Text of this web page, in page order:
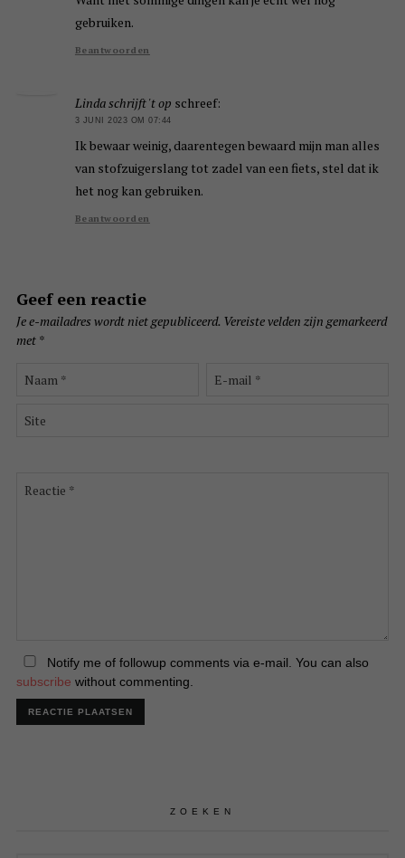
gebruiken.
Beantwoorden
Linda schrijft 't op schreef:
3 JUNI 2023 OM 07:44
Ik bewaar weinig, daarentegen bewaard mijn man alles
van stofzuigerslang tot zadel van een fiets, stel dat ik
het nog kan gebruiken.
Beantwoorden
Geef een reactie
Je e-mailadres wordt niet gepubliceerd. Vereiste velden zijn gemarkeerd
met *
Notify me of followup comments via e-mail. You can also
subscribe without commenting.
ZOEKEN